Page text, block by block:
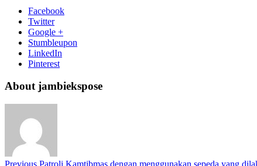
Facebook
Twitter
Google +
Stumbleupon
LinkedIn
Pinterest
About jambiekspose
Previous Patroli Kamtibmas dengan menggunakan sepeda yang